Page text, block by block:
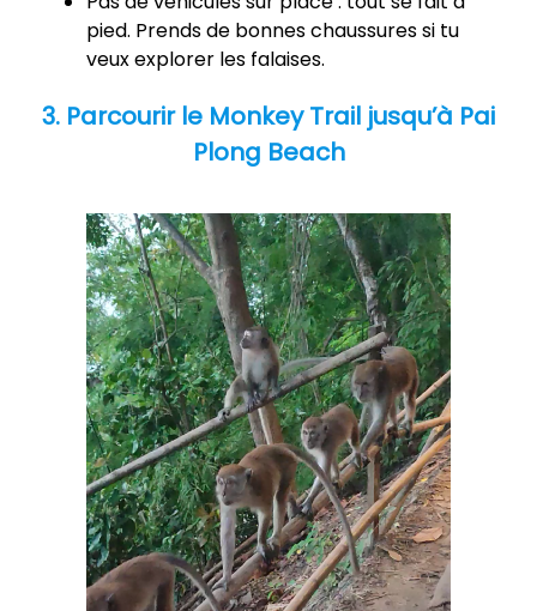
pied. Prends de bonnes chaussures si tu
veux explorer les falaises.
3. Parcourir le Monkey Trail jusqu’à Pai
Plong Beach